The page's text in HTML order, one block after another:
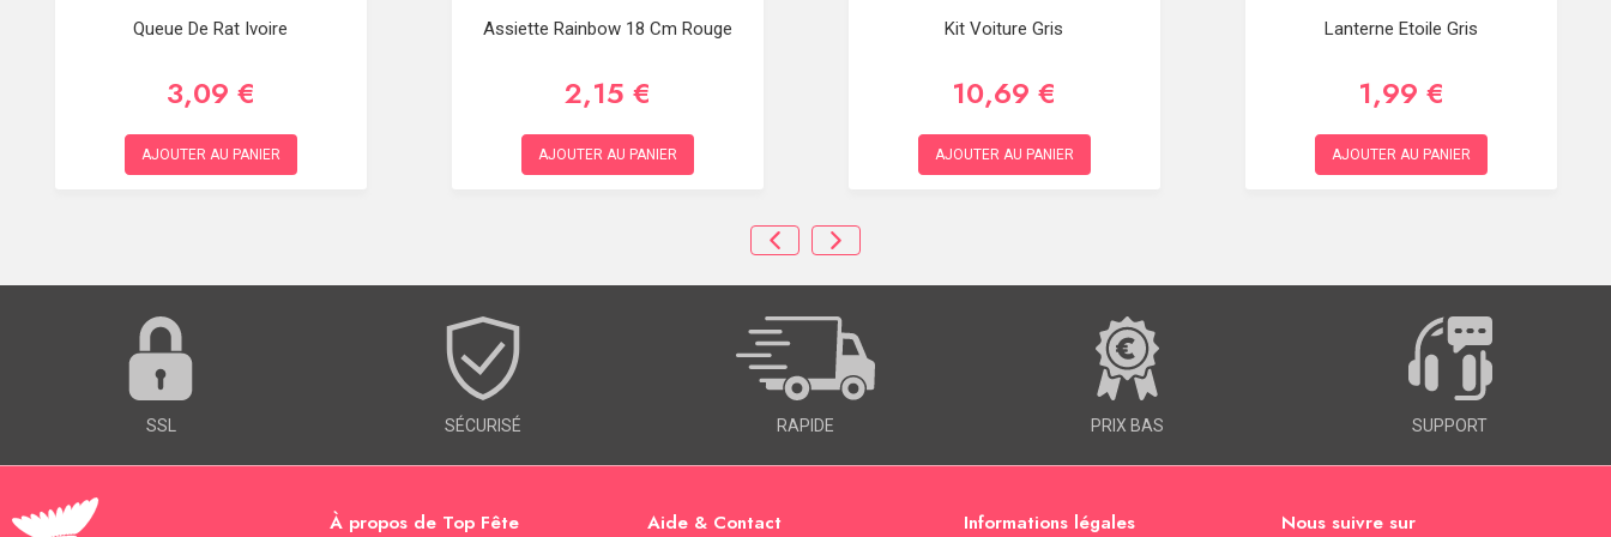
Queue De Rat Ivoire
3,09 €
AJOUTER AU PANIER
Assiette Rainbow 18 Cm Rouge
2,15 €
AJOUTER AU PANIER
Kit Voiture Gris
10,69 €
AJOUTER AU PANIER
Lanterne Etoile Gris
1,99 €
AJOUTER AU PANIER
SSL SÉCURISÉ RAPIDE PRIX BAS SUPPORT
À propos de Top Fête Aide & Contact Informations légales Nous suivre sur